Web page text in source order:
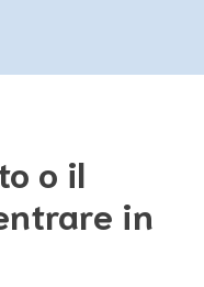
o il
in